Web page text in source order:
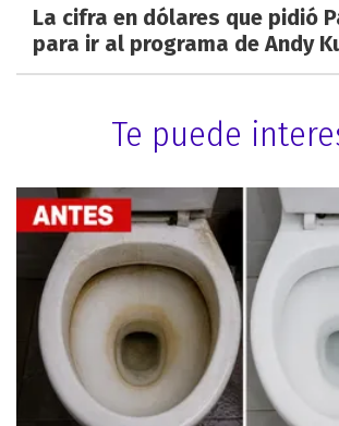
La cifra en dólares que pidió
para ir al programa de Andy
Te puede